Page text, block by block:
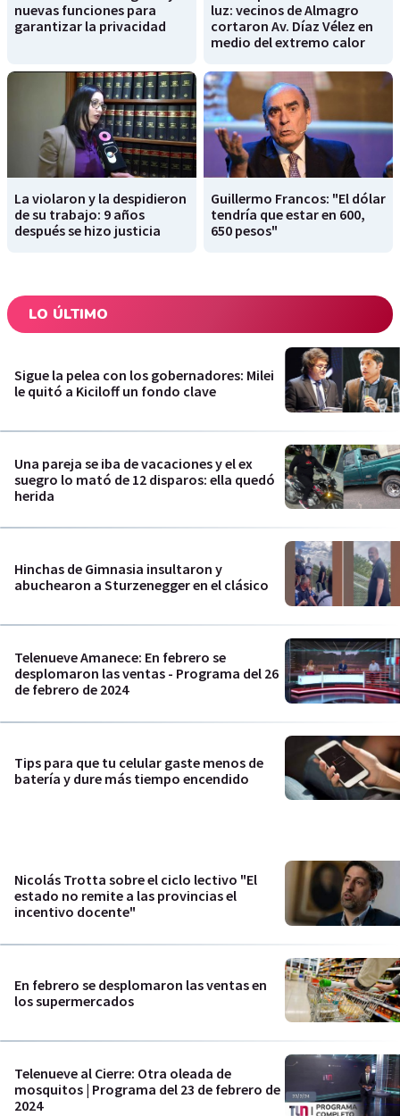
nuevas funciones para
garantizar la privacidad
luz: vecinos de Almagro
cortaron Av. Díaz Vélez en
medio del extremo calor
La violaron y la despidieron
de su trabajo: 9 años
después se hizo justicia
Guillermo Francos: "El dólar
tendría que estar en 600,
650 pesos"
LO ÚLTIMO
Sigue la pelea con los gobernadores: Milei
le quitó a Kiciloff un fondo clave
Una pareja se iba de vacaciones y el ex
suegro lo mató de 12 disparos: ella quedó
herida
Hinchas de Gimnasia insultaron y
abuchearon a Sturzenegger en el clásico
Telenueve Amanece: En febrero se
desplomaron las ventas - Programa del 26
de febrero de 2024
Tips para que tu celular gaste menos de
batería y dure más tiempo encendido
Nicolás Trotta sobre el ciclo lectivo "El
estado no remite a las provincias el
incentivo docente"
En febrero se desplomaron las ventas en
los supermercados
Telenueve al Cierre: Otra oleada de
mosquitos | Programa del 23 de febrero de
2024